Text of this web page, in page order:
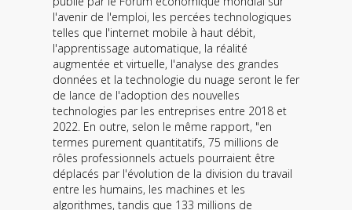
l'avenir de l'emploi, les percées technologiques
telles que l'internet mobile à haut débit,
l'apprentissage automatique, la réalité
augmentée et virtuelle, l'analyse des grandes
données et la technologie du nuage seront le fer
de lance de l'adoption des nouvelles
technologies par les entreprises entre 2018 et
2022. En outre, selon le même rapport, "en
termes purement quantitatifs, 75 millions de
rôles professionnels actuels pourraient être
déplacés par l'évolution de la division du travail
entre les humains, les machines et les
algorithmes, tandis que 133 millions de
Informations
Outils
Liens
Menu principal
Qui vous êtes